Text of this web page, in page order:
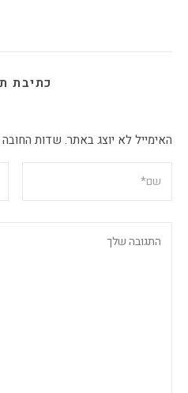
כתיבת
האימייל לא יוצג באתר. שדות החובה